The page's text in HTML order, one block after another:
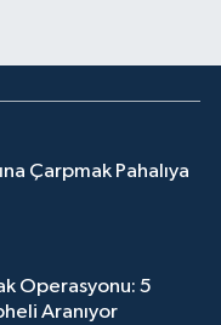
Çarpmak Pahalıya
Operasyonu: 5
Aranıyor